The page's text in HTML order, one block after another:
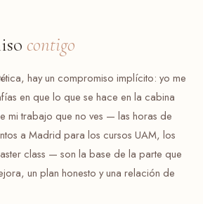
contigo
hay un compromiso implícito: yo me
en que lo que se hace en la cabina
mi trabajo que no ves — las horas de
a Madrid para los cursos UAM, los
class — son la base de la parte que
un plan honesto y una relación de